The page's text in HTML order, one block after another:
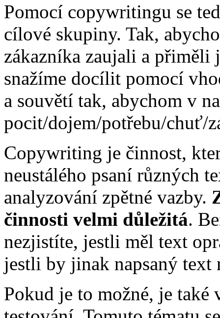
Pomocí copywritingu se
cílové skupiny. Tak,
zákazníka zaujali a přiměli
snažíme docílit pomocí
a souvětí tak, abychom v
pocit/dojem/potřebu/chuť/
Copywriting je činnost,
neustálého psaní různých
analyzování zpětné vazby.
činnosti velmi důležitá.
nezjistíte, jestli měl text
jestli by jinak napsaný
Pokud je to možné, je